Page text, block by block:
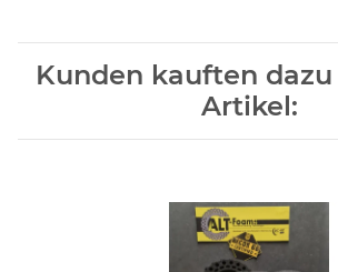
Kunden kauften
Artikel: